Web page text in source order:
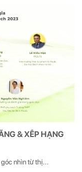
& XẾP HẠNG
nhìn từ thị...